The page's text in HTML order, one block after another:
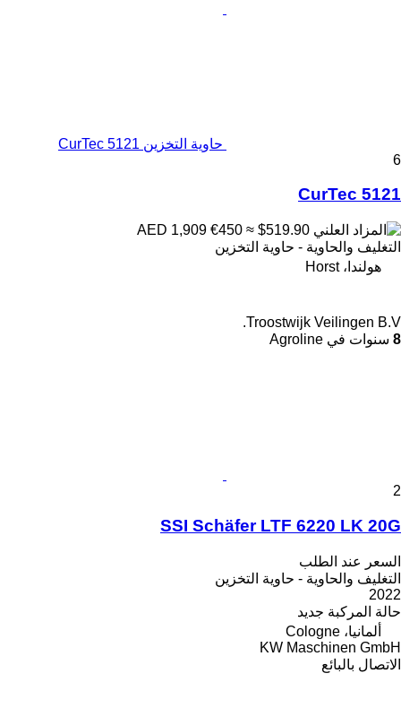
حاوية التخزين CurTec 5121
6
CurTec 5121
€450 ≈ $519.90
التغليف والحاوية - حاوية التخزين
هولندا، Horst
Troostwijk Veilingen B.V.
8 سنوات في Agroline
2
SSI Schäfer LTF 6220 LK 20G
السعر عند الطلب
التغليف والحاوية - حاوية التخزين
2022
حالة المركبة جديد
ألمانيا، Cologne
KW Maschinen GmbH
الاتصال بالبائع